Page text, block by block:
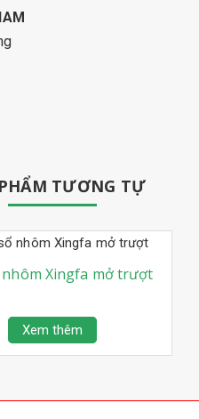
TƯƠNG TỰ
nhôm Xingfa mở trượt
Xem thêm